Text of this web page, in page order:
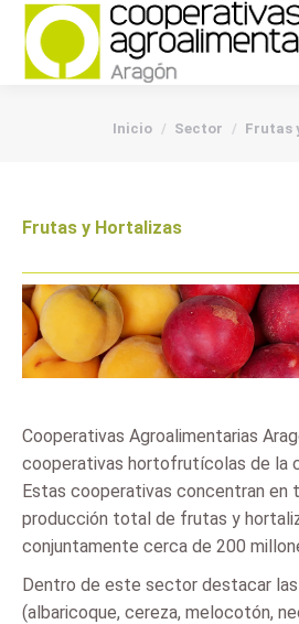
You are here:
Inicio Sector Frutas
Frutas y Hortalizas
Cooperativas Agroalimentarias
cooperativas hortofrutícolas de la
Estas cooperativas concentran en
producción total de frutas y
conjuntamente cerca de 200
Dentro de este sector destacar
(albaricoque, cereza, melocotón,